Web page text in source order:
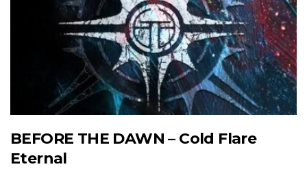
BEFORE THE DAWN – Cold Flare
Eternal